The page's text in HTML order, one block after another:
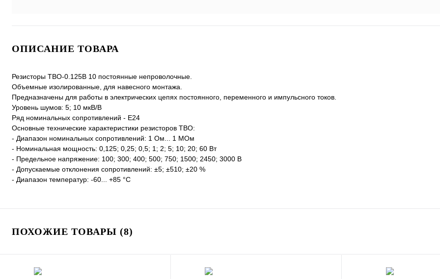
ОПИСАНИЕ ТОВАРА
Резисторы ТВО-0.125В 10 постоянные непроволочные.
Объемные изолированные, для навесного монтажа.
Предназначены для работы в электрических цепях постоянного, переменного и импульсного токов.
Уровень шумов: 5; 10 мкВ/В
Ряд номинальных сопротивлений - Е24
Основные технические характеристики резисторов ТВО:
- Диапазон номинальных сопротивлений: 1 Ом... 1 МОм
- Номинальная мощность: 0,125; 0,25; 0,5; 1; 2; 5; 10; 20; 60 Вт
- Предельное напряжение: 100; 300; 400; 500; 750; 1500; 2450; 3000 В
- Допускаемые отклонения сопротивлений: ±5; ±510; ±20 %
- Диапазон температур: -60... +85 °С
ПОХОЖИЕ ТОВАРЫ (8)